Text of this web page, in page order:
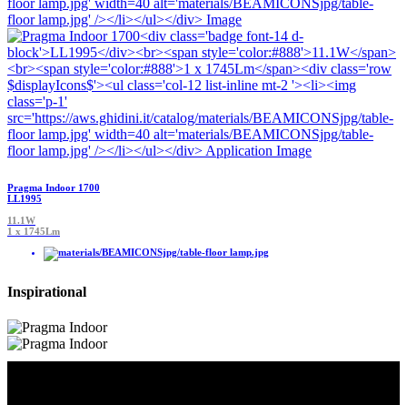
Pragma Indoor 1700
LL1995
11.1W
1 x 1745Lm
Inspirational